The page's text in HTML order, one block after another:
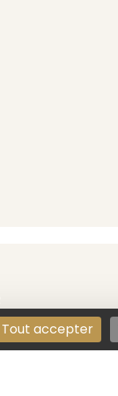
Tout accepter